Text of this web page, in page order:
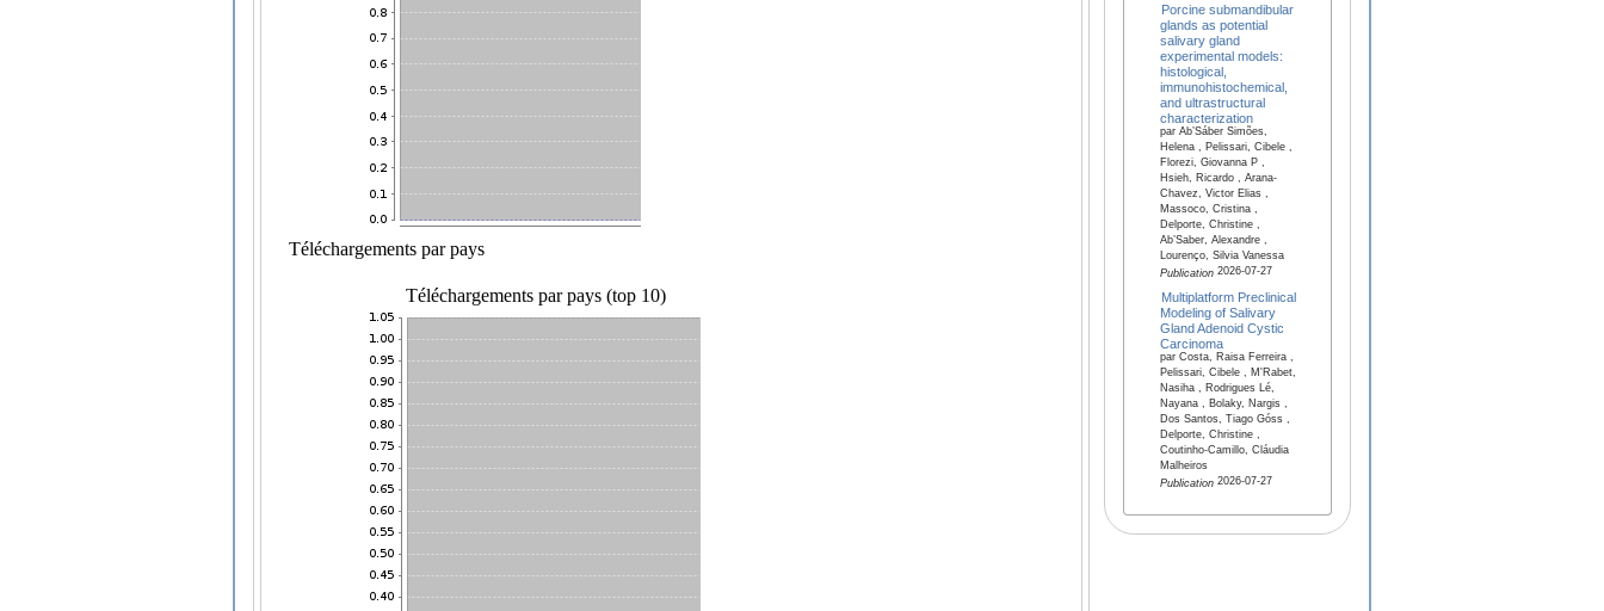
Porcine submandibular
glands as potential
salivary gland
experimental models:
histological,
immunohistochemical,
and ultrastructural
characterization
par Ab’Sáber Simões,
Helena , Pelissari, Cibele ,
Florezi, Giovanna P ,
Hsieh, Ricardo , Arana-
Chavez, Victor Elias ,
Massoco, Cristina ,
Delporte, Christine ,
Ab’Saber, Alexandre ,
Lourenço, Silvia Vanessa
Publication2026-07-27
Multiplatform Preclinical
Modeling of Salivary
Gland Adenoid Cystic
Carcinoma
par Costa, Raisa Ferreira ,
Pelissari, Cibele , M'Rabet,
Nasiha , Rodrigues Lé,
Nayana , Bolaky, Nargis ,
Dos Santos, Tiago Góss ,
Delporte, Christine ,
Coutinho-Camillo, Cláudia
Malheiros
Publication2026-07-27